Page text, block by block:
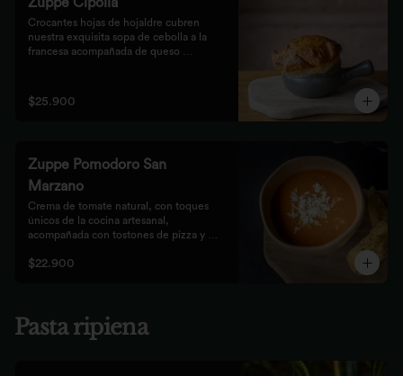
Crocantes hojas de hojaldre cubren
nuestra exquisita sopa de cebolla a la
francesa acompañada de queso
$25.900
Zuppe Pomodoro San
Marzano
Crema de tomate natural, con toques
únicos de la cocina artesanal,
acompañada con tostones de pizza y
$22.900
Pasta ripiena